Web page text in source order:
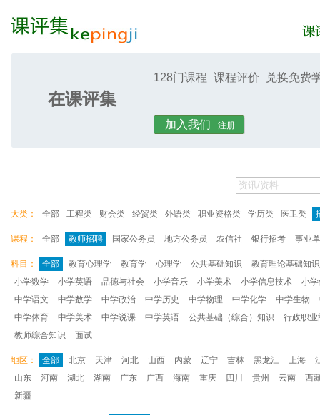
课评集在课评集
128门课程 课程评价 兑换免费
加入我们 注册
大类： 全部 工程类 财会类 经贸类 外语类 职业资格类 学历类 医卫类
课程： 全部 教师招聘 国家公务员 地方公务员 农信社 银行招考 事业
科目： 全部 教育心理学 教育学 心理学 公共基础知识
教育理论基础知识
小学数学
小学英语 品德与社会 小学音乐 小学美术 小学信息技术
小
中学语文
中学数学 中学政治 中学历史 中学物理 中学化学 中学生物
中学体育
中学美术 中学说课 中学英语 公共基础（综合）知识
行政职业
教师综合知识
面试
地区： 全部 北京 天津 河北 山西 内蒙 辽宁 吉林 黑龙江 上海
山东
河南 湖北 湖南 广东 广西 海南 重庆 四川 贵州 云南
西
新疆